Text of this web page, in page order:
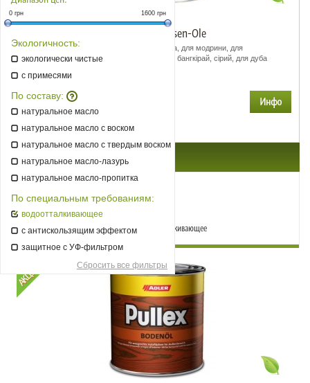
Масло
OSMO Terrassen-Ole
Колір: для дуглазії, для бангкірай, для тіка, для модрини, для
термодеревини, для гарапи, темний, для бангкірай, сірий, для дуба
Объем: 0.005 л, 0.125 л, 0.75 л, 2.5 л
90 грн.
Масла для садових меблів
ВЫБРАННЫЕ ФИЛЬТРЫ ТОВАРОВ:
По специальным требованиям: водоотталкивающее
0 грн 1600 грн
Экологичность:
экологически чистые
с примесями
По составу:
натуральное масло
натуральное масло с воском
натуральное масло с твердым воском
натуральное масло-лазурь
натуральное масло-пропитка
По специальным требованиям:
водоотталкивающее
с антискользящим эффектом
защитное с УФ-фильтром
Сбросить все фильтры